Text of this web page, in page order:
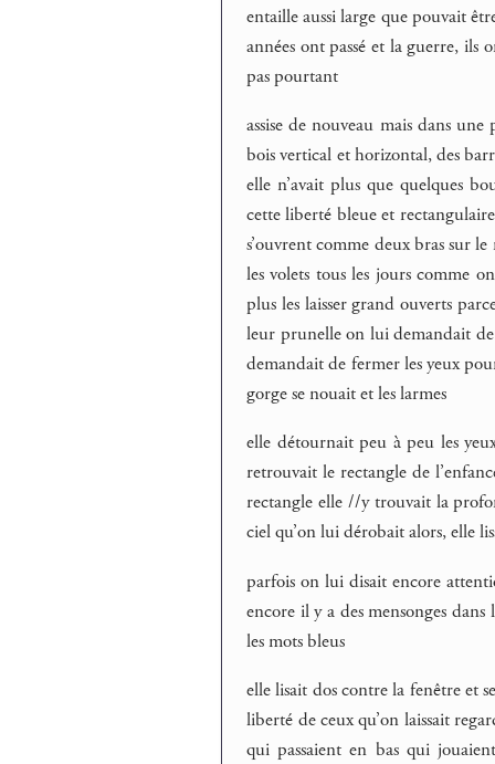
entaille aussi large que pouvait
années ont passé et la guerre,
pas pourtant
assise de nouveau mais dans
bois vertical et horizontal, des
elle n’avait plus que quelques
cette liberté bleue et
s’ouvrent comme deux bras sur
les volets tous les jours comme
plus les laisser grand ouverts
leur prunelle on lui demandait
demandait de fermer les yeux
gorge se nouait et les larmes
elle détournait peu à peu les
retrouvait le rectangle de
rectangle elle //y trouvait la
ciel qu’on lui dérobait alors, elle
parfois on lui disait encore
encore il y a des mensonges
les mots bleus
elle lisait dos contre la fenêtre et
liberté de ceux qu’on laissait
qui passaient en bas qui